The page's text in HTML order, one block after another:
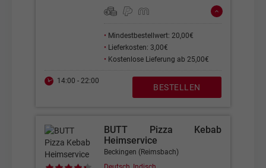
• Mindestbestellwert: 20,00€
• Lieferkosten: 3,00€
• Kostenlose Lieferung ab 25,00€
14:00 - 22:00
BESTELLEN
BUTT Pizza Kebab
Heimservice
Beckingen (Reimsbach)